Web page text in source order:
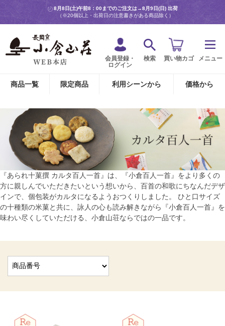
8月8日(土)午前8：00までのご注文は→8月9日(日) 出荷
（※20個以上・出荷日の注意書きがある商品除く）
会員登録・
ログイン
検索 買い物カゴ メニュー
商品一覧 限定商品 利用シーンから 価格から
『あられ十菓撰 カルタ百人一首』は、『小倉百人一首』をより多くの
方に親しんでいただきたいという想いから、百首の和歌にちなんだデザ
インで、個包装がカルタになるようおつくりしました。 ひと口サイズ
の十種類の米菓と共に、詠人の心も読み解きながら『小倉百人一首』を
味わい尽くしていただける、小倉山荘ならではの一品です。